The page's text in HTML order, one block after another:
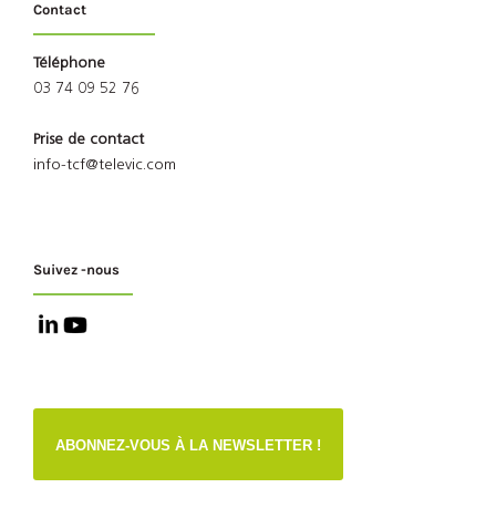
Contact
Téléphone
03 74 09 52 76
Prise de contact
info-tcf@televic.com
Suivez -nous
ABONNEZ-VOUS À LA NEWSLETTER !